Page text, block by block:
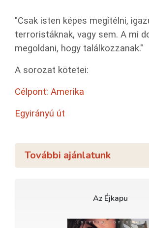
"Csak isten képes megítélni,
terroristáknak, vagy sem. A mi
megoldani, hogy találkozzanak."
A sorozat kötetei:
Célpont: Amerika
Egyirányú út
További ajánlatunk
Az Éjkapu